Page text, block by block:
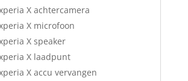
X achtercamera
X microfoon
X speaker
X laadpunt
X accu vervangen